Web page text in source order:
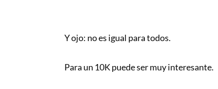
Y ojo: no es igual para todos.
Para un 10K puede ser muy interesante.